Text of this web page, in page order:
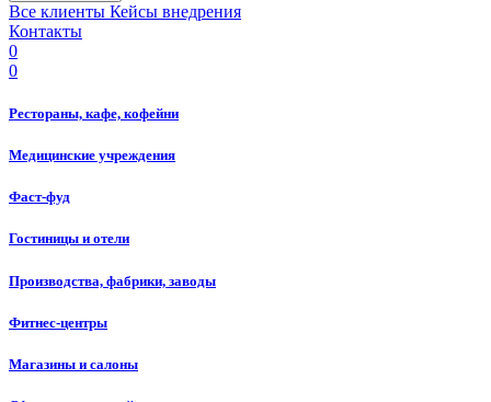
Все клиенты Кейсы внедрения
Контакты
0
0
Рестораны, кафе, кофейни
Медицинские учреждения
Фаст-фуд
Гостиницы и отели
Производства, фабрики, заводы
Фитнес-центры
Магазины и салоны